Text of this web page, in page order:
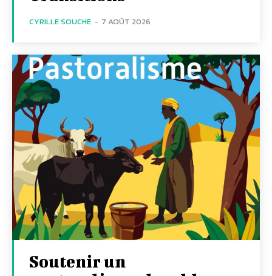
CYRILLE SOUCHE - 7 AOÛT 2026
Soutenir un